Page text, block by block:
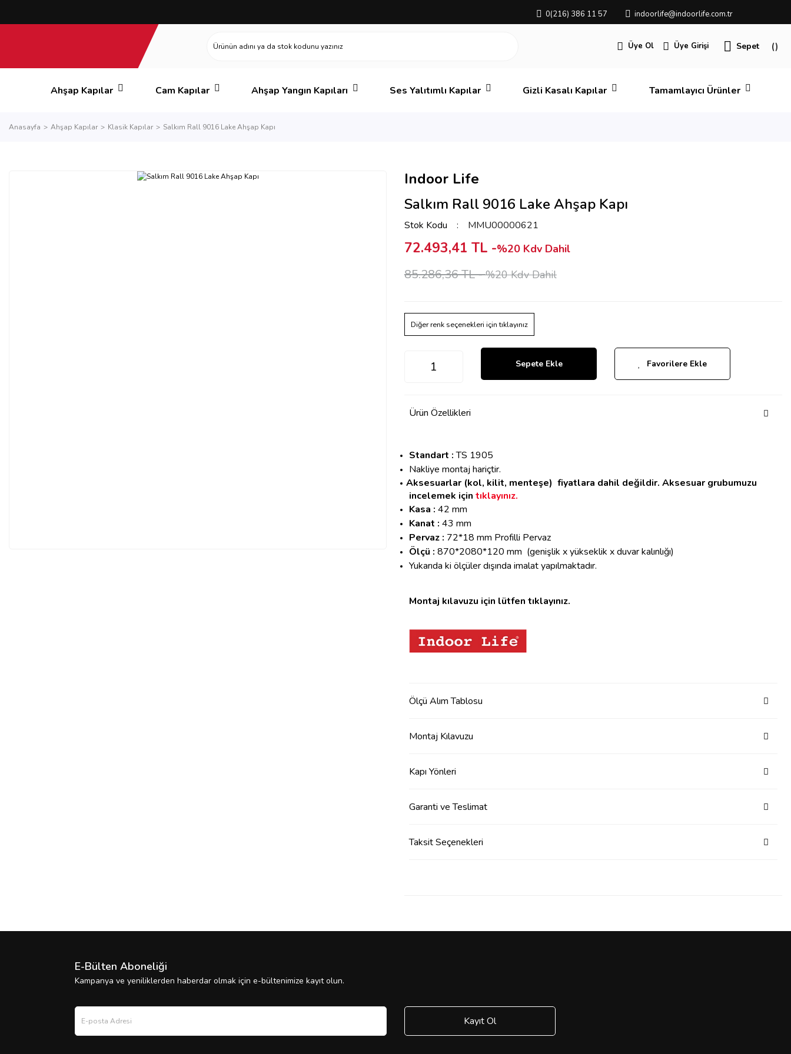
0(216) 386 11 57 indoorlife@indoorlife.com.tr
Üye Ol Üye Girişi Sepet
Ahşap Kapılar Cam Kapılar Ahşap Yangın Kapıları Ses Yalıtımlı Kapılar Gizli Kasalı Kapılar Tamamlayıcı Ürünler
Anasayfa Ahşap Kapılar Klasik Kapılar Salkım Rall 9016 Lake Ahşap Kapı
Indoor Life
Salkım Rall 9016 Lake Ahşap Kapı
Stok Kodu MMU00000621
72.493,41 TL -%20 Kdv Dahil
85.286,36 TL -%20 Kdv Dahil
Diğer renk seçenekleri için tıklayınız
Sepete Ekle Favorilere Ekle
Ürün Özellikleri
Standart :TS 1905
Nakliye montaj hariçtir.
Aksesuarlar (kol, kilit, menteşe) fiyatlara dahil değildir. Aksesuar grubumuzu
incelemek için tıklayınız.
Kasa : 42 mm
Kanat : 43 mm
Pervaz : 72*18 mm Profilli Pervaz
Ölçü : 870*2080*120 mm (genişlik x yükseklik x duvar kalınlığı)
Yukarıda ki ölçüler dışında imalat yapılmaktadır.
Montaj kılavuzu için lütfen tıklayınız.
Ölçü Alım Tablosu
Montaj Kılavuzu
Kapı Yönleri
Garanti ve Teslimat
Taksit Seçenekleri
E-Bülten Aboneliği
Kampanya ve yeniliklerden haberdar olmak için e-bültenimize kayıt olun.
Kayıt Ol